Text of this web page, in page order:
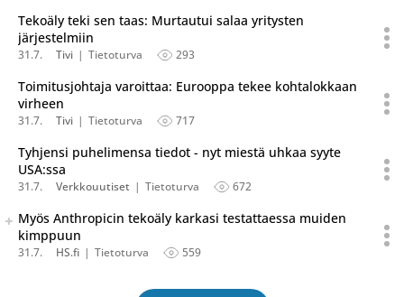
Tekoäly teki sen taas: Murtautui salaa yritysten
järjestelmiin
31.7. Tivi Tietoturva 293
Toimitusjohtaja varoittaa: Eurooppa tekee kohtalokkaan
virheen
31.7. Tivi Tietoturva 717
Tyhjensi puhelimensa tiedot - nyt miestä uhkaa syyte
USA:ssa
31.7. Verkkouutiset Tietoturva 672
Seuraava uutinen on julkaistu useassa eri lähteessä.
Listaa uutisen kaikki versiot
Myös Anthropicin tekoäly karkasi testattaessa muiden
kimppuun
31.7. HS.fi Tietoturva 559